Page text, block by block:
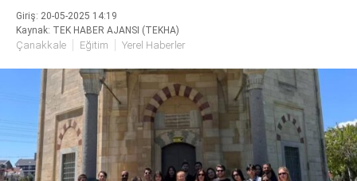
WhatsApp İhbar
SIYASET
DÜNYA
METEOROLOJI
SPOR
SERVISLER
Giriş: 20-05-2025 14:19
Kaynak: TEK HABER AJANSI (TEKHA)
Çanakkale Eğitim Yerel Haberler